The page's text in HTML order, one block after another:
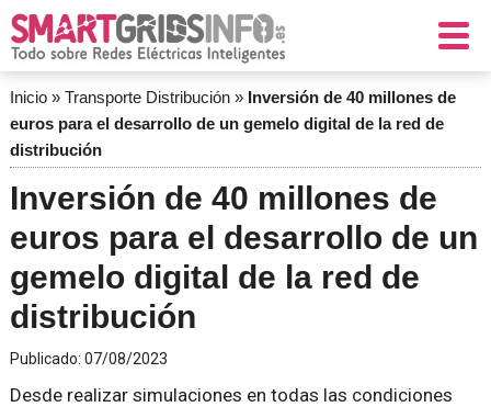
Inicio» Transporte Distribución» Inversión de 40 millones de
euros para el desarrollo de un gemelo digital de la red de
distribución
Inversión de 40 millones de
euros para el desarrollo de un
gemelo digital de la red de
distribución
Publicado: 07/08/2023
Desde realizar simulaciones en todas las condiciones